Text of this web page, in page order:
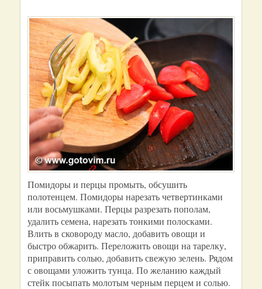
Помидоры и перцы промыть, обсушить
полотенцем. Помидоры нарезать четвертинками
или восьмушками. Перцы разрезать пополам,
удалить семена, нарезать тонкими полосками.
Влить в сковороду масло, добавить овощи и
быстро обжарить. Переложить овощи на тарелку,
приправить солью, добавить свежую зелень. Рядом
с овощами уложить тунца. По желанию каждый
стейк посыпать молотым черным перцем и солью.